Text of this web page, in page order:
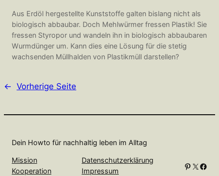
Aus Erdöl hergestellte Kunststoffe galten bislang nicht als
biologisch abbaubar. Doch Mehlwürmer fressen Plastik! Sie
fressen Styropor und wandeln ihn in biologisch abbaubaren
Wurmdünger um. Kann dies eine Lösung für die stetig
wachsenden Müllhalden von Plastikmüll darstellen?
← Vorherige Seite
Dein Howto für nachhaltig leben im Alltag
Mission
Kooperation
Datenschutzerklärung
Impressum
Pinterest X Facebook